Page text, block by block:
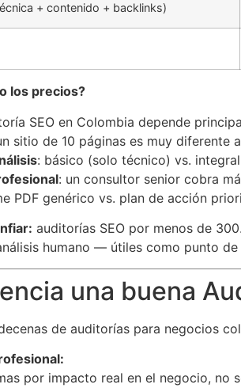
+ contenido + backlinks)
los precios?
SEO en Colombia depende
sitio de 10 páginas es muy diferente
: básico (solo técnico) vs.
: un consultor senior cobra
PDF genérico vs. plan de acción
auditorías SEO por menos de
humano — útiles como punto
una buena
de auditorías para negocios
por impacto real en el negocio, no